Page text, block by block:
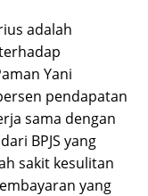
adalah
Yani
pendapatan
sama dengan
BPJS yang
sakit kesulitan
yang